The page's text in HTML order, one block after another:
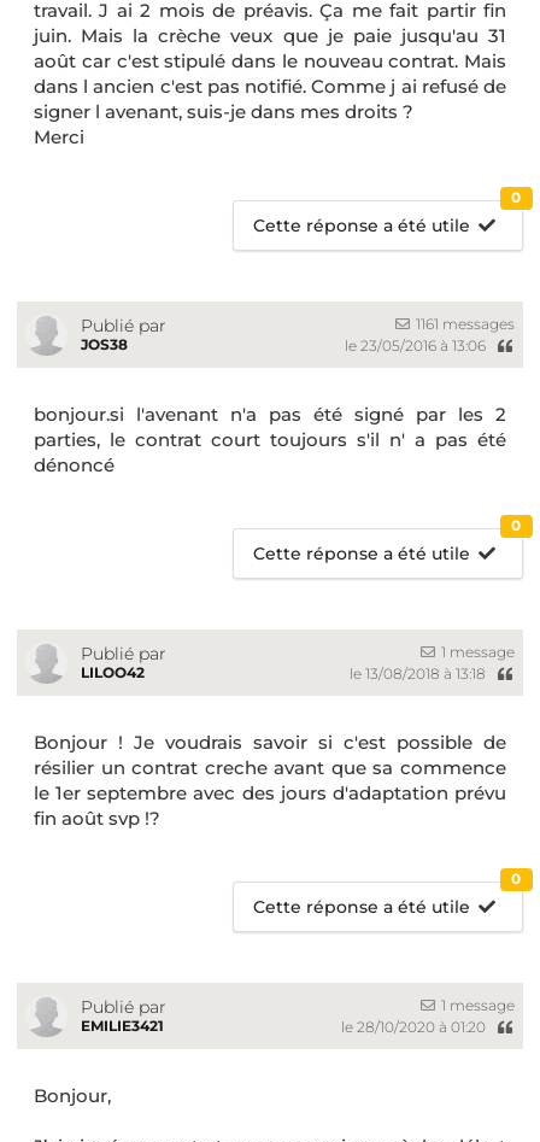
travail. J ai 2 mois de préavis. Ça me fait partir fin
juin. Mais la crèche veux que je paie jusqu'au 31
août car c'est stipulé dans le nouveau contrat. Mais
dans l ancien c'est pas notifié. Comme j ai refusé de
signer l avenant, suis-je dans mes droits ?
Merci
Cette réponse a été utile
0
Publié par
JOS38
1161 messages
le 23/05/2016 à 13:06
bonjour.si l'avenant n'a pas été signé par les 2
parties, le contrat court toujours s'il n' a pas été
dénoncé
Cette réponse a été utile
0
Publié par
LILOO42
1 message
le 13/08/2018 à 13:18
Bonjour ! Je voudrais savoir si c'est possible de
résilier un contrat creche avant que sa commence
le 1er septembre avec des jours d'adaptation prévu
fin août svp !?
Cette réponse a été utile
0
Publié par
EMILIE3421
1 message
le 28/10/2020 à 01:20
Bonjour,